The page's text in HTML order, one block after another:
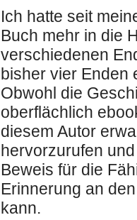
Ich hatte seit
Buch mehr in die
verschiedenen
bisher vier Enden
Obwohl die
oberflächlich
diesem Autor
hervorzurufen
Beweis für die
Erinnerung an
kann.